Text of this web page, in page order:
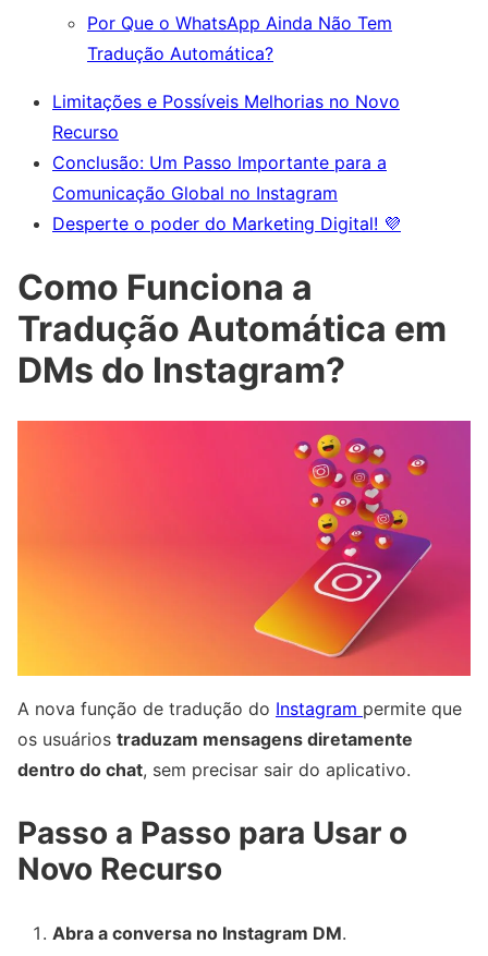
Por Que o WhatsApp Ainda Não Tem
Tradução Automática?
Limitações e Possíveis Melhorias no Novo
Recurso
Conclusão: Um Passo Importante para a
Comunicação Global no Instagram
Desperte o poder do Marketing Digital! 💜
Como Funciona a
Tradução Automática em
DMs do Instagram?
A nova função de tradução do Instagram permite que
os usuários traduzam mensagens diretamente
dentro do chat, sem precisar sair do aplicativo.
Passo a Passo para Usar o
Novo Recurso
Abra a conversa no Instagram DM.